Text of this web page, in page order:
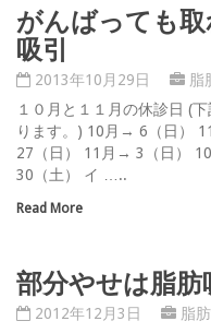
がんばっても
吸引
2013年10月29日
脂
１０月と１１月の休診日 (
ります。) 10月→ 6（日）
27（日） 11月→ 3（日）
30（土） イ …..
Read More
部分やせは脂肪
2012年12月3日
脂